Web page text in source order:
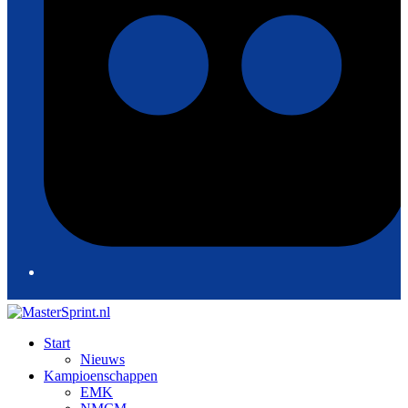
Start
Nieuws
Kampioenschappen
EMK